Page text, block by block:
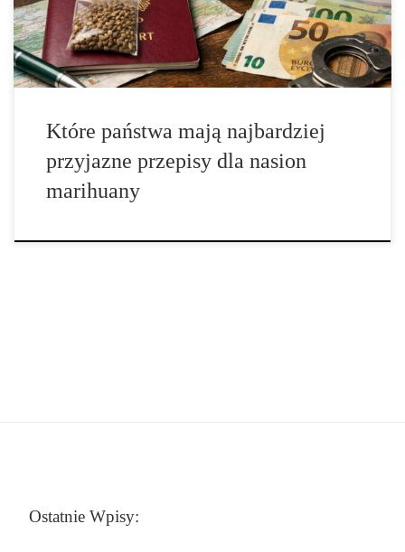
susz, żywe rośliny, ekstrakty czy gotowe produkty zawierające
THC. Wynika […]
Które państwa mają najbardziej
przyjazne przepisy dla nasion
marihuany
Ostatnie Wpisy: